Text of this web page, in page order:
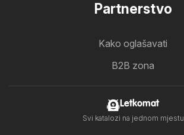
Partnerstvo
Kako oglašavati
B2B zona
Letkomat
Svi katalozi na jednom mjestu